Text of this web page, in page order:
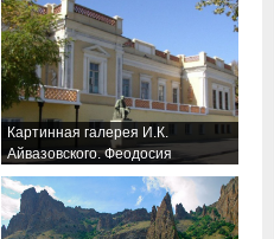
Картинная галерея И.К.
Айвазовского. Феодосия